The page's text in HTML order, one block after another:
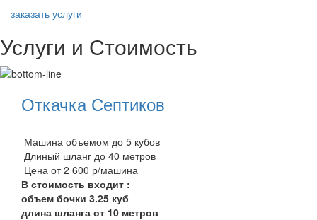
заказать услуги
Услуги и Стоимость
Откачка Септиков
Машина объемом до 5 кубов
Длиный шланг до 40 метров
Цена от 2 600 р/машина
В стоимость входит :
объем бочки 3.25 куб
длина шланга от 10 метров